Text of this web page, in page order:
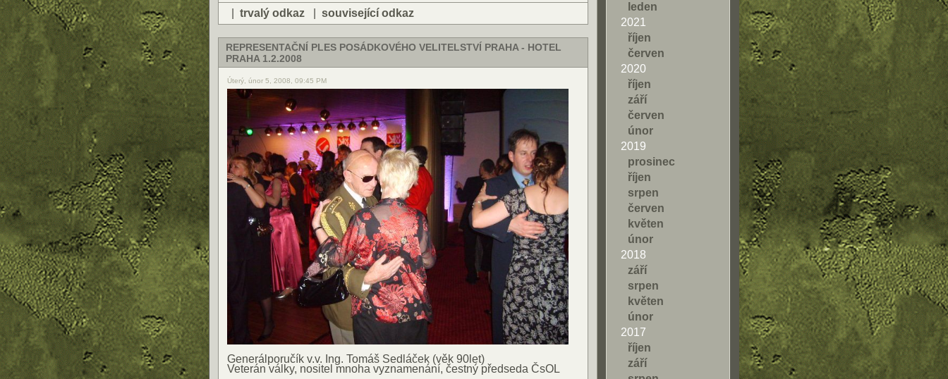
trvalý odkaz související odkaz
REPRESENTAČNÍ PLES POSÁDKOVÉHO VELITELSTVÍ PRAHA - HOTEL
PRAHA 1.2.2008
Úterý, únor 5, 2008, 09:45 PM
Generálporučík v.v. Ing. Tomáš Sedláček (věk 90let)
Veterán války, nositel mnoha vyznamenání, čestný předseda ČsOL
leden
2021
říjen
červen
2020
říjen
září
červen
únor
2019
prosinec
říjen
srpen
červen
květen
únor
2018
září
srpen
květen
únor
2017
říjen
září